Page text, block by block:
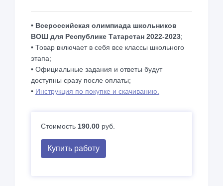
• Всероссийская олимпиада школьников
ВОШ для Республике Татарстан 2022-2023;
• Товар включает в себя все классы школьного
этапа;
• Официальные задания и ответы будут
доступны сразу после оплаты;
• Инструкция по покупке и скачиванию.
Стоимость 190.00 руб.
Купить работу